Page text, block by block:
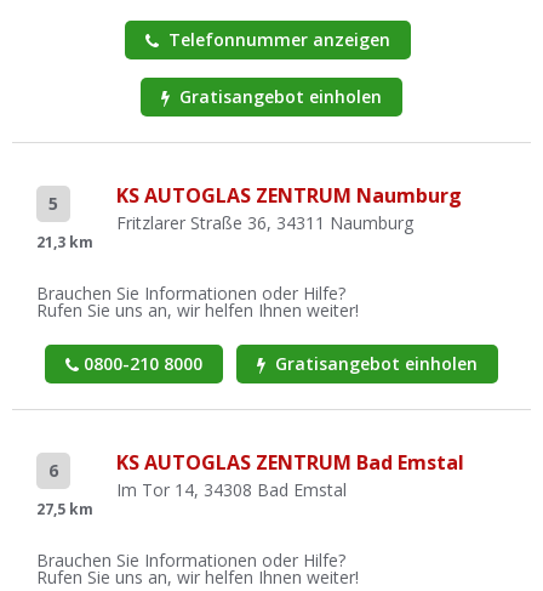
Telefonnummer anzeigen
Gratisangebot einholen
5
21,3 km
KS AUTOGLAS ZENTRUM Naumburg
Fritzlarer Straße 36, 34311 Naumburg
Brauchen Sie Informationen oder Hilfe?
Rufen Sie uns an, wir helfen Ihnen weiter!
0800-210 8000 Gratisangebot einholen
6
27,5 km
KS AUTOGLAS ZENTRUM Bad Emstal
Im Tor 14, 34308 Bad Emstal
Brauchen Sie Informationen oder Hilfe?
Rufen Sie uns an, wir helfen Ihnen weiter!